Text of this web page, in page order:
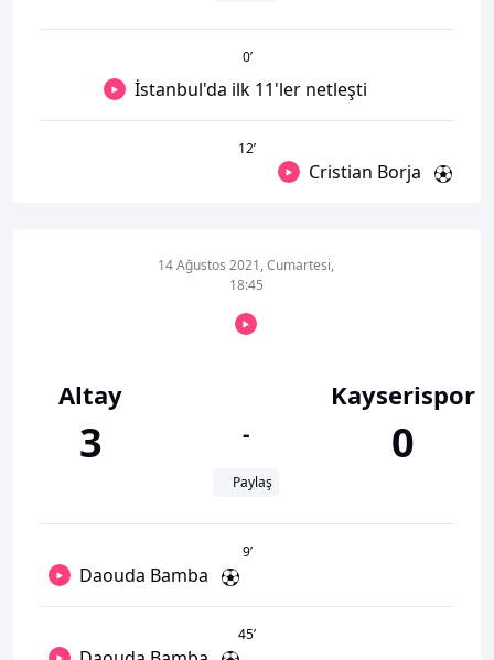
0’
İstanbul'da ilk 11'ler netleşti
12’
Cristian Borja
Altay
3
14 Ağustos 2021, Cumartesi,
18:45
-
Paylaş
Kayserispor
0
9’
Daouda Bamba
45’